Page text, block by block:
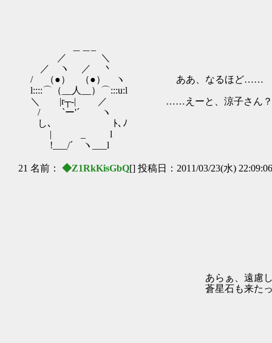
／ ＼
／ ヽ ／ 丶
/ （●） （●） ヽ ああ、なるほど……
l::::⌒（__人__）⌒:::u:l
＼ |r┬-| ／ ……えーと、涼子さん？
/ `ー'´ ヽ
し､ ﾄ､ﾉ
| _ l
!___/´ ヽ___l
21 名前： ◆Z1RkKisGbQ[] 投稿日：2011/03/23(水)
あらぁ、遠慮しない
蒼星石も来たっていい